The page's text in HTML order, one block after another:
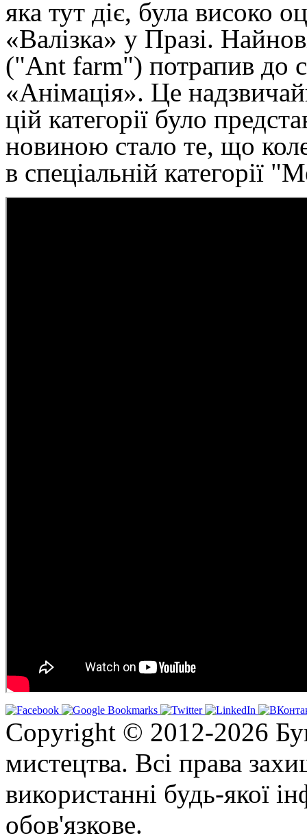
яка тут діє, була високо
«Валізка» у Празі.
("Ant farm") потрапив до
«Анімація». Це
цій категорії було
новиною стало те, що
в спеціальній категорії
Copyright © 2012-2026
мистецтва. Всі права
використанні будь-якої
обов'язкове.